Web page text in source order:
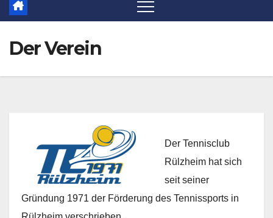
Der Verein
Der Tennisclub
Rülzheim hat sich
seit seiner
Gründung 1971 der Förderung des Tennissports in